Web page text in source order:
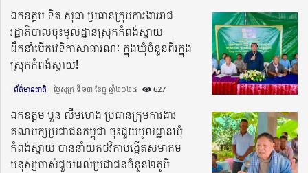
ឯកឧត្តម ទិត សុធា ប្រធានក្រុមការងាររាជ
រដ្ឋាភិបាលចុះមូលដ្ឋានស្រុកកំពង់ស្វាយ
ដឹកនាំបើកវេទិកាសាធារណៈ ក្នុងឃុំចំនួនពីរក្នុង
ស្រុកកំពង់ស្វាយ!
ព័ត៌មានជាតិ ថ្ងៃសុក្រ ទី១៣ ខែធ្នូ ឆ្នាំ២០២៤​ 627
ឯកឧត្តម បួន លឹមហេង ប្រធានក្រុមការងារ
គណបក្សប្រជាជនកម្ពុជា ចុះជួយមូលដ្ឋានឃុំ
កំពង់ស្វាយ បាននាំយកថវិកាបង្កើតសមាគម
មនុស្សចាស់ជួយដល់ប្រជាជនចំនួន២ភូមិ